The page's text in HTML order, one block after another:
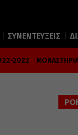
ΣΥΝΕΝΤΕΥΞΕΙΣ
2022